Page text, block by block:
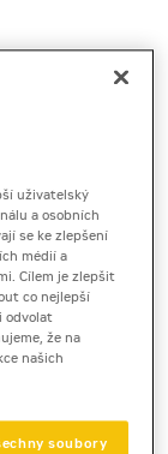
kolové rýpadlo
Cat M315
pro výkopové
uživatelský
a osobních
se ke zlepšení
médií a
Cílem je zlepšit
co nejlepší
odvolat
že na
našich
soubory